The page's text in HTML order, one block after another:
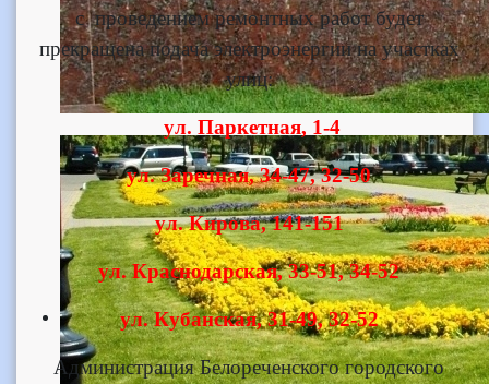
с проведением ремонтных работ будет
прекращена подача электроэнергии на участках
улиц:
ул. Паркетная, 1-4
ул. Заречная, 34-47, 32-50
ул. Кирова, 141-151
ул. Краснодарская, 33-51, 34-52
ул. Кубанская, 31-49, 32-52
Администрация Белореченского городского